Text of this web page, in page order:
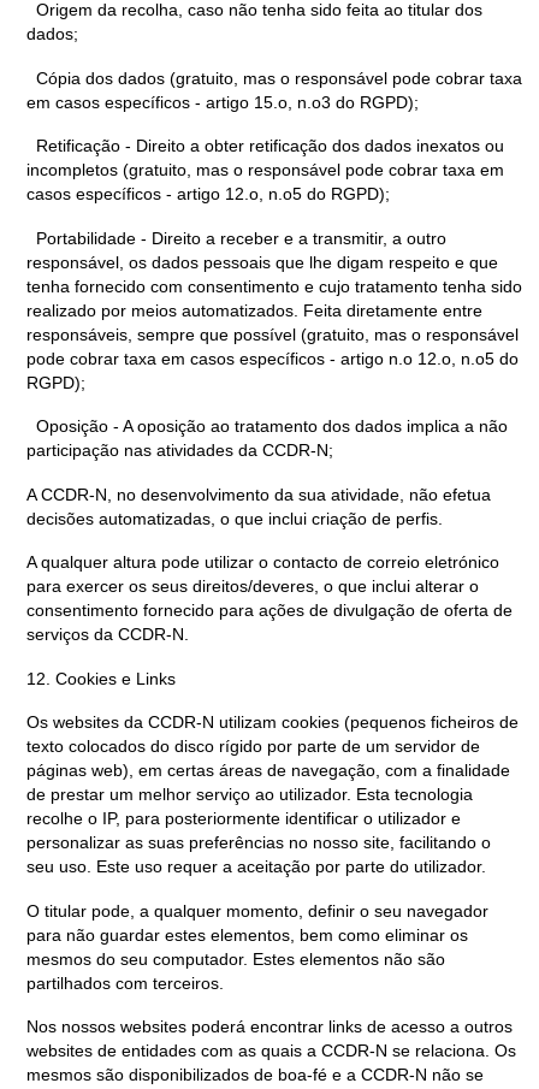
Origem da recolha, caso não tenha sido feita ao titular dos
dados;
Cópia dos dados (gratuito, mas o responsável pode cobrar taxa
em casos específicos - artigo 15.o, n.o3 do RGPD);
Retificação - Direito a obter retificação dos dados inexatos ou
incompletos (gratuito, mas o responsável pode cobrar taxa em
casos específicos - artigo 12.o, n.o5 do RGPD);
Portabilidade - Direito a receber e a transmitir, a outro
responsável, os dados pessoais que lhe digam respeito e que
tenha fornecido com consentimento e cujo tratamento tenha sido
realizado por meios automatizados. Feita diretamente entre
responsáveis, sempre que possível (gratuito, mas o responsável
pode cobrar taxa em casos específicos - artigo n.o 12.o, n.o5 do
RGPD);
Oposição - A oposição ao tratamento dos dados implica a não
participação nas atividades da CCDR-N;
A CCDR-N, no desenvolvimento da sua atividade, não efetua
decisões automatizadas, o que inclui criação de perfis.
A qualquer altura pode utilizar o contacto de correio eletrónico
para exercer os seus direitos/deveres, o que inclui alterar o
consentimento fornecido para ações de divulgação de oferta de
serviços da CCDR-N.
12. Cookies e Links
Os websites da CCDR-N utilizam cookies (pequenos ficheiros de
texto colocados do disco rígido por parte de um servidor de
páginas web), em certas áreas de navegação, com a finalidade
de prestar um melhor serviço ao utilizador. Esta tecnologia
recolhe o IP, para posteriormente identificar o utilizador e
personalizar as suas preferências no nosso site, facilitando o
seu uso. Este uso requer a aceitação por parte do utilizador.
O titular pode, a qualquer momento, definir o seu navegador
para não guardar estes elementos, bem como eliminar os
mesmos do seu computador. Estes elementos não são
partilhados com terceiros.
Nos nossos websites poderá encontrar links de acesso a outros
websites de entidades com as quais a CCDR-N se relaciona. Os
mesmos são disponibilizados de boa-fé e a CCDR-N não se